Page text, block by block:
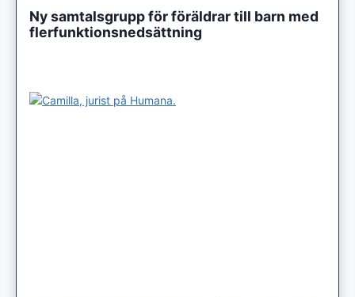
Ny samtalsgrupp för föräldrar till barn med
flerfunktionsnedsättning